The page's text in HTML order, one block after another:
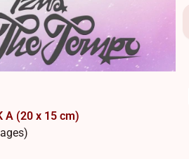
A (20 x 15 cm)